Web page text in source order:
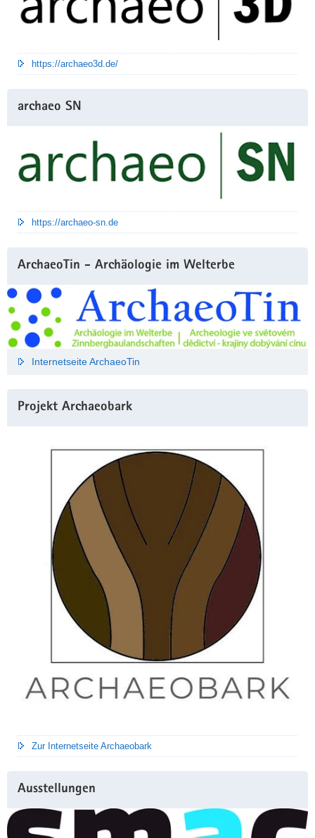
https://archaeo3d.de/
archaeo SN
https://archaeo-sn.de
ArchaeoTin - Archäologie im Welterbe
Internetseite ArchaeoTin
Projekt Archaeobark
Zur Internetseite Archaeobark
Ausstellungen